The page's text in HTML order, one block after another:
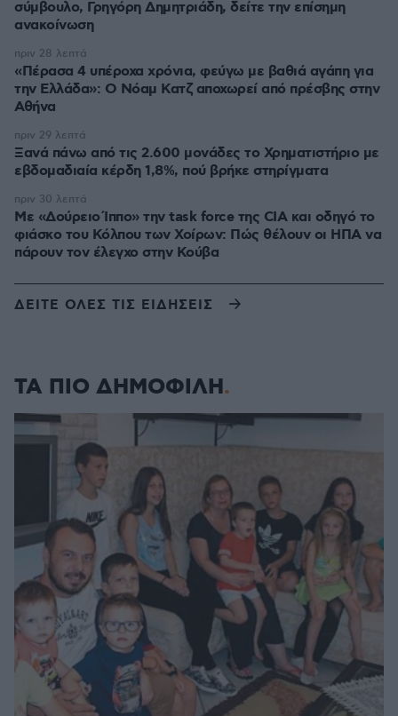
σύμβουλο, Γρηγόρη Δημητριάδη, δείτε την επίσημη
ανακοίνωση
«Πέρασα 4 υπέροχα χρόνια, φεύγω με βαθιά αγάπη για
την Ελλάδα»: Ο Νόαμ Κατζ αποχωρεί από πρέσβης στην
Αθήνα
πριν 28 λεπτά
Ξανά πάνω από τις 2.600 μονάδες το Χρηματιστήριο με
εβδομαδιαία κέρδη 1,8%, πού βρήκε στηρίγματα
πριν 29 λεπτά
Με «Δούρειο Ίππο» την task force της CIA και οδηγό το
φιάσκο του Κόλπου των Χοίρων: Πώς θέλουν οι ΗΠΑ να
πάρουν τον έλεγχο στην Κούβα
πριν 30 λεπτά
ΔΕΙΤΕ ΟΛΕΣ ΤΙΣ ΕΙΔΗΣΕΙΣ
ΤΑ ΠΙΟ ΔΗΜΟΦΙΛΗ